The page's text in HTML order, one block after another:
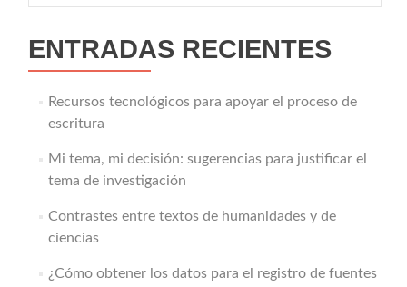
ENTRADAS RECIENTES
Recursos tecnológicos para apoyar el proceso de
escritura
Mi tema, mi decisión: sugerencias para justificar el
tema de investigación
Contrastes entre textos de humanidades y de
ciencias
¿Cómo obtener los datos para el registro de fuentes